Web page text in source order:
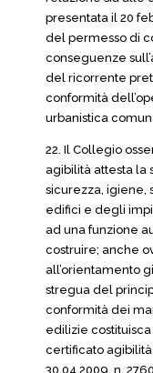
presentata il 20
del permesso di
conseguenze
del ricorrente
conformità
urbanistica
22. Il Collegio
agibilità attesta la
sicurezza, igiene,
edifici e degli
ad una funzione
costruire; anche
all’orientamento
stregua del
conformità dei
edilizie
certificato agibilità
30.04.2009, n.